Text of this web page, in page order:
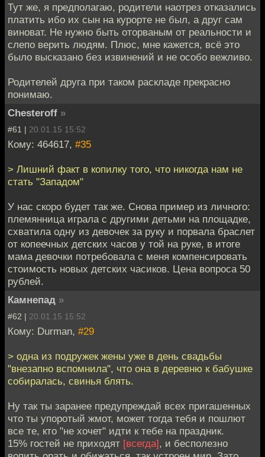
Тут же, я предполагаю, родители наотрез отказались
платить ибо их сын на курорте не был, а друг сам
виноват. Не нужно быть оторваным от реальности и
слепо верить людям. Плюс, мне кажется, всё это
было высказано без извинений и не особо вежливо.
Родителей друга при таком раскладе прекрасно
понимаю.
Chesteroff »
#61 | 20.01.15 15:52
Кому: 464617, #35
> Лишний факт в копилку того, что никогда нам не
стать "Западом"
У нас скоро будет так же. Снова пример из личного:
племянница играла с другими детьми на площадке,
схватила одну из девочек за руку и порвала браслет
от копеечных детских часов у той на руке, в итоге
мама девочки потребовала с меня компенсировать
стоимость новых детских часиков. Цена вопроса 50
рублей.
Камнепад »
#62 | 20.01.15 15:52
Кому: Durman, #29
> одна из подружек жены уже в день свадьбы
"внезапно вспомнила", что она в деревню к бабушке
собиралась, свинья блять.
Ну так ты заранее предупреждай всех пригашенных
что ты упоротый жмот, может тогда тебя и пошлют
все те, кто "не хочет" идти к тебе на праздник.
15% гостей не приходят [всегда], и бесполезно